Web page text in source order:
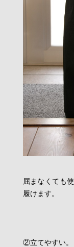
屈まなくても
履けます。
②立てやすい。